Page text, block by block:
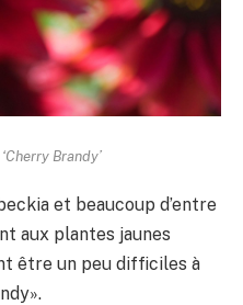
Brandy’
et beaucoup d’entre
aux plantes jaunes
être un peu difficiles à